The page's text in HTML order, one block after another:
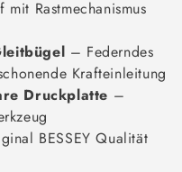
Rastmechanismus
– Federndes
Krafteinleitung
Druckplatte –
BESSEY Qualität